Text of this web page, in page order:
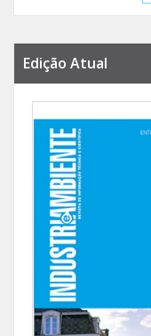
Edição Atual